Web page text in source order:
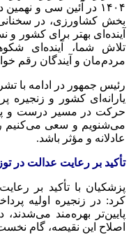
۱۴۰۴ در آئین سی و
بخش کشاورزی، در
آینده‌ای بهتر برای کشور و
تلاش شما، آینده‌ای
مردم‌مان و آیندگان رقم
رئیس جمهور در ادامه با
یارانه‌ای کشور و زنجیره
حرکت در مسیر درست و
می‌شنویم و سعی می‌کنیم
عادلانه و مؤثر باشد.
تأکید بر رعایت عدالت در
پزشکیان با تأکید بر
کرد: در زنجیره اولیه
پایین‌تر بهره‌مند
اصلاح این نقیصه، گام